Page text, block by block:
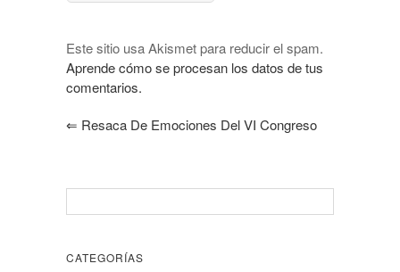
Este sitio usa Akismet para reducir el spam.
Aprende cómo se procesan los datos de tus
comentarios.
⇐ Resaca De Emociones Del VI Congreso
CATEGORÍAS